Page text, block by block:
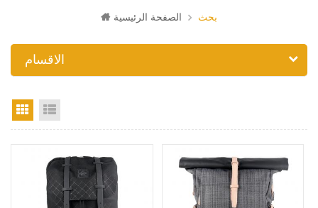
الصفحة الرئيسية بحث
الاقسام
عرض الشبكة